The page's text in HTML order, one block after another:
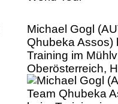
Michael Gogl
Qhubeka Assos)
Training im
Oberösterreich,
Radsport, UCI